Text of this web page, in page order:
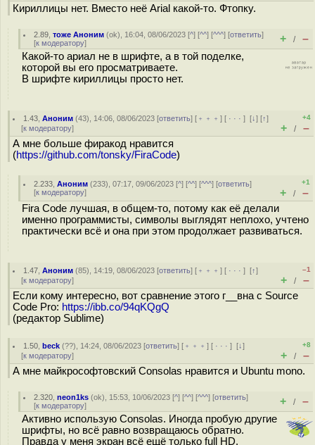
Кириллицы нет. Вместо неё Arial какой-то. Фтопку.
2.89 ,тоже Аноним (ok), 16:04, 08/06/2023 [^] [^^] [^^^] [ответить]
[к модератору] + / –
Какой-то ариал не в шрифте, а в той поделке,
которой вы его просматриваете.
В шрифте кириллицы просто нет.
1.43 ,Аноним (43), 14:06, 08/06/2023 [ответить] [ ﹢﹢﹢] [ · · ·][↓] [↑]
[к модератору]
+4
+ / –
А мне больше фиракод нравится
(https://github.com/tonsky/FiraCode)
2.233 ,Аноним (233), 07:17, 09/06/2023 [^] [^^] [^^^] [ответить]
[к модератору]
+1
+ / –
Fira Code лучшая, в общем-то, потому как её делали
именно программисты, символы выглядят неплохо, учтено
практически всё и она при этом продолжает развиваться.
1.47 ,Аноним (85), 14:19, 08/06/2023 [ответить] [ ﹢﹢﹢] [ · · ·][↑]
[к модератору]
–1
+ / –
Если кому интересно, вот сравнение этого г__вна с Source
Code Pro: https://ibb.co/94qKQgQ
(редактор Sublime)
1.50 ,beck (??), 14:24, 08/06/2023 [ответить] [ ﹢﹢﹢] [ · · ·][↓]
[к модератору]
+8
+ / –
А мне майкрософтовский Consolas нравится и Ubuntu mono.
2.320 ,neon1ks (ok), 15:53, 10/06/2023 [^] [^^] [^^^] [ответить]
[к модератору] + / –
Активно использую Consolas. Иногда пробую другие
шрифты, но всё равно возвращаюсь обратно.
Правда у меня экран всё ещё только full HD.